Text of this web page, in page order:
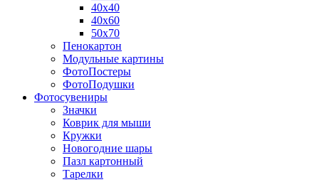
40х40
40х60
50х70
Пенокартон
Модульные картины
ФотоПостеры
ФотоПодушки
Фотоcувениры
Значки
Коврик для мыши
Кружки
Новогодние шары
Пазл картонный
Тарелки